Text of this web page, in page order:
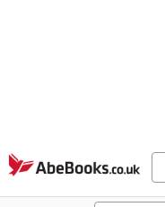
Skip to main content
AbeBooks.co.uk